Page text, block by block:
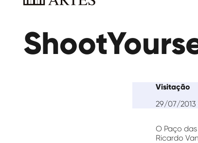
Artes
Visitação
29/07/2013
O Paço
Ricardo